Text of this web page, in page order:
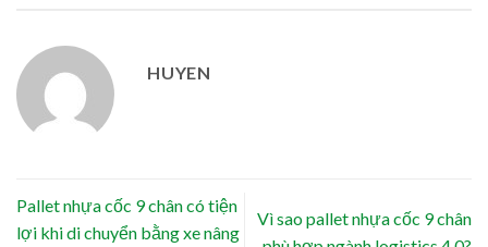
HUYEN
Pallet nhựa cốc 9 chân có tiện
lợi khi di chuyển bằng xe nâng
Vì sao pallet nhựa cốc 9 chân